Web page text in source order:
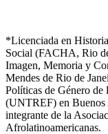
*Licenciada en
Social (FACHA, Rio
Imagen, Memoria y
Mendes de Rio de
Políticas de Género
(UNTREF) en Buenos
integrante de la
Afrolatinoamericanas.